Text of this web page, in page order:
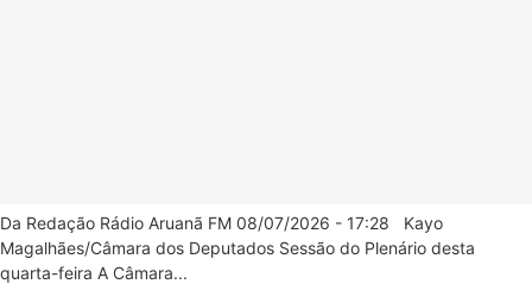
Da Redação Rádio Aruanã FM 08/07/2026 - 17:28 Kayo
Magalhães/Câmara dos Deputados Sessão do Plenário desta
quarta-feira A Câmara...